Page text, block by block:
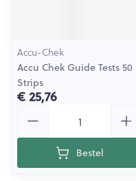
Accu-Chek
Accu Chek Guide Tests 50
Strips
€ 25,76
Bestel